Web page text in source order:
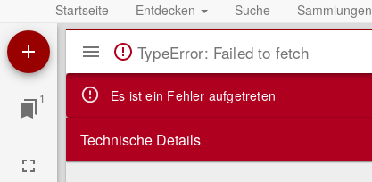
Startseite Entdecken Suche Sammlungen
1
Mirador
ViewerTypeError: Failed to fetch
Es ist ein Fehler aufgetreten
Technische Details